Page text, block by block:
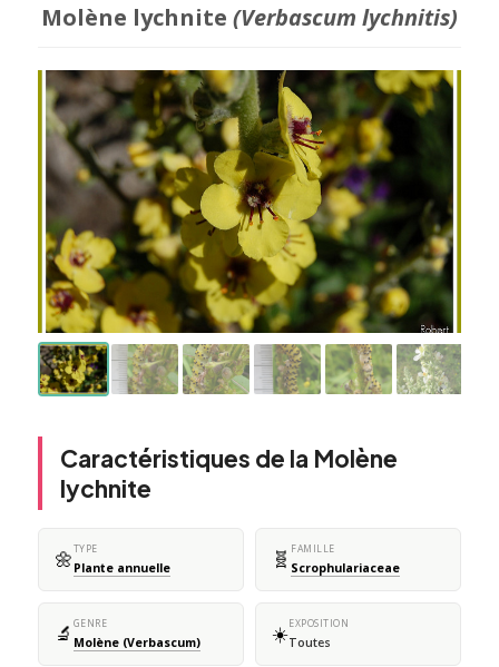
Molène lychnite (Verbascum lychnitis)
Caractéristiques de la Molène
lychnite
🌼TYPE
Plante annuelle 🧬 FAMILLE
Scrophulariaceae
🔬 GENRE
Molène (Verbascum) ☀️EXPOSITION
Toutes